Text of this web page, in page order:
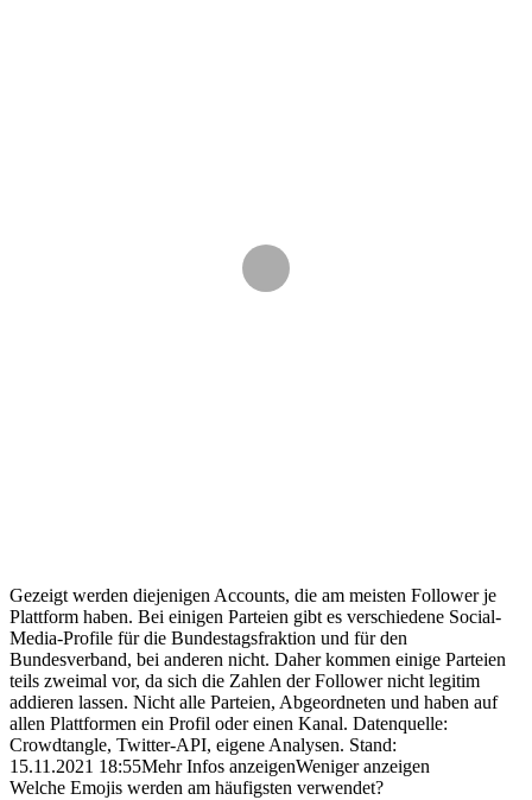
Gezeigt werden diejenigen Accounts, die am meisten Follower je
Plattform haben. Bei einigen Parteien gibt es verschiedene Social-
Media-Profile für die Bundestagsfraktion und für den
Bundesverband, bei anderen nicht. Daher kommen einige Parteien
teils zweimal vor, da sich die Zahlen der Follower nicht legitim
addieren lassen. Nicht alle Parteien, Abgeordneten und haben auf
allen Plattformen ein Profil oder einen Kanal. Datenquelle:
Crowdtangle, Twitter-API, eigene Analysen. Stand:
15.11.2021 18:55Mehr Infos anzeigenWeniger anzeigen
Welche Emojis werden am häufigsten verwendet?